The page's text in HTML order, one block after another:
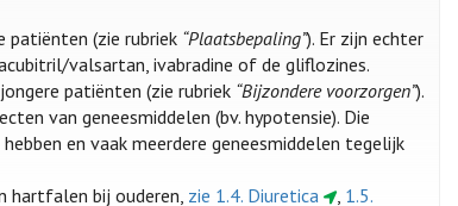
patiënten (zie rubriek “Plaatsbepaling”). Er zijn echter
valsartan, ivabradine of de gliflozines.
patiënten (zie rubriek “Bijzondere voorzorgen”).
van geneesmiddelen (bv. hypotensie). Die
en vaak meerdere geneesmiddelen tegelijk
hartfalen bij ouderen, zie 1.4. Diuretica , 1.5.